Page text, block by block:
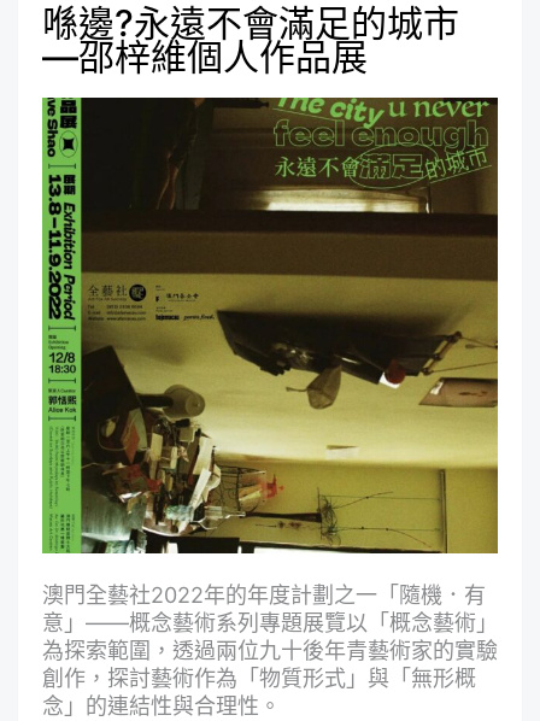
喺邊?永遠不會滿足的城市
—邵梓維個人作品展
澳門全藝社2022年的年度計劃之一「隨機．有
意」——概念藝術系列專題展覽以「概念藝術」
為探索範圍，透過兩位九十後年青藝術家的實驗
創作，探討藝術作為「物質形式」與「無形概
念」的連結性與合理性。